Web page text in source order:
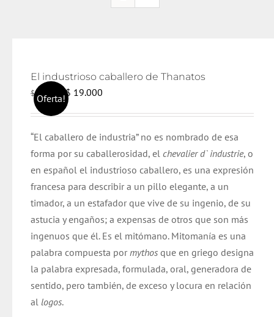
Oferta!
El industrioso caballero de Thanatos
$20.000
El
precio
era:
$ 20.000.
$ 19.000
es:
$ 19.000.
“El caballero de industria” no es nombrado de esa
forma por su caballerosidad, el chevalier d` industrie, o
en español el industrioso caballero, es una expresión
francesa para describir a un pillo elegante, a un
timador, a un estafador que vive de su ingenio, de su
astucia y engaños; a expensas de otros que son más
ingenuos que él. Es el mitómano. Mitomanía es una
palabra compuesta por mythos que en griego designa
la palabra expresada, formulada, oral, generadora de
sentido, pero también, de exceso y locura en relación
al logos.